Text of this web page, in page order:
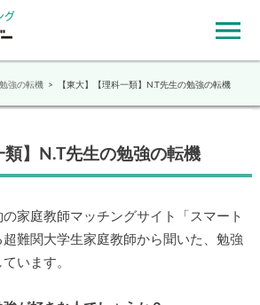
グ
勉強の転機 【東大】【理科一類】N.T先生の勉強の転機
類】N.T先生の勉強の転機
家庭教師マッチングサイト「スマート
難関大学生家庭教師から聞いた、勉強
います。